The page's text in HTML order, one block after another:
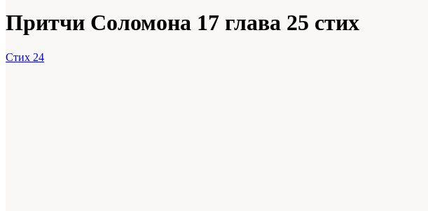
Притчи Соломона 17 глава 25 стих
Стих 24